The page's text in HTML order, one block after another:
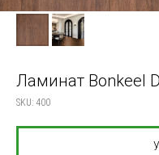
Ламинат Bonkeel
SKU: 400